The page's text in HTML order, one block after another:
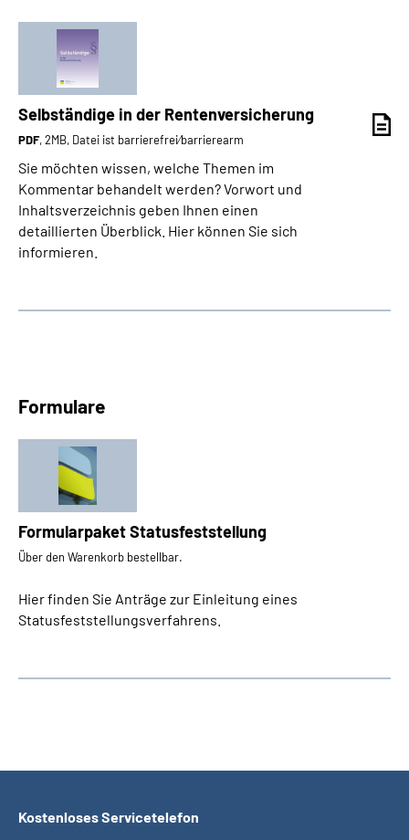
Selbständige in der Rentenversicherung
PDF, 2MB, Datei ist barrierefrei⁄barrierearm
Sie möchten wissen, welche Themen im
Kommentar behandelt werden? Vorwort und
Inhaltsverzeichnis geben Ihnen einen
detaillierten Überblick. Hier können Sie sich
informieren.
Formulare
Formularpaket Statusfeststellung
Über den Warenkorb bestellbar.
Hier finden Sie Anträge zur Einleitung eines
Statusfeststellungsverfahrens.
Kostenloses Servicetelefon